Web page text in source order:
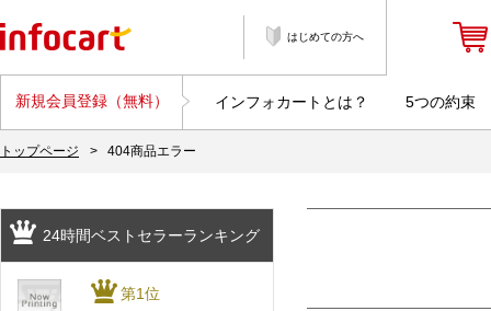
はじめての方へ
新規会員登録（無料） インフォカートとは？ 5つの約束
トップページ > 404商品エラー
24時間ベストセラーランキング
第1位